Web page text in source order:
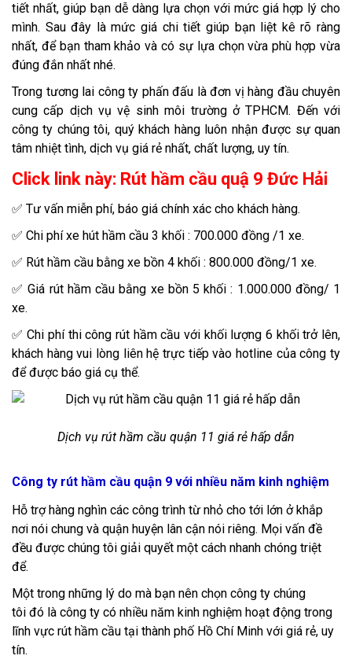
tiết nhất, giúp bạn dễ dàng lựa chọn với mức giá hợp lý cho
mình. Sau đây là mức giá chi tiết giúp bạn liệt kê rõ ràng
nhất, để bạn tham khảo và có sự lựa chọn vừa phù hợp vừa
đúng đắn nhất nhé.
Trong tương lai công ty phấn đấu là đơn vị hàng đầu chuyên
cung cấp dịch vụ vệ sinh môi trường ở TPHCM. Đến với
công ty chúng tôi, quý khách hàng luôn nhận được sự quan
tâm nhiệt tình, dịch vụ giá rẻ nhất, chất lượng, uy tín.
Click link này: Rút hầm cầu quậ 9 Đức Hải
✅ Tư vấn miễn phí, báo giá chính xác cho khách hàng.
✅ Chi phí xe hút hầm cầu 3 khối : 700.000 đồng /1 xe.
✅ Rút hầm cầu bằng xe bồn 4 khối : 800.000 đồng/1 xe.
✅ Giá rút hầm cầu bằng xe bồn 5 khối : 1.000.000 đồng/ 1
xe.
✅ Chi phí thi công rút hầm cầu với khối lượng 6 khối trở lên,
khách hàng vui lòng liên hệ trực tiếp vào hotline của công ty
để được báo giá cụ thể.
Dịch vụ rút hầm cầu quận 11 giá rẻ hấp dẫn
Công ty rút hầm cầu quận 9 với nhiều năm kinh nghiệm
Hỗ trợ hàng nghìn các công trình từ nhỏ cho tới lớn ở khắp
nơi nói chung và quận huyện lân cận nói riêng. Mọi vấn đề
đều được chúng tôi giải quyết một cách nhanh chóng triệt
để.
Một trong những lý do mà bạn nên chọn công ty chúng
tôi đó là công ty có nhiều năm kinh nghiệm hoạt động trong
lĩnh vực rút hầm cầu tại thành phố Hồ Chí Minh với giá rẻ, uy
tín.